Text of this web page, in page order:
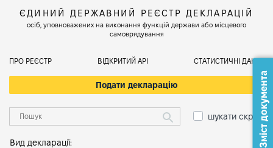
ЄДИНИЙ ДЕРЖАВНИЙ РЕЄСТР ДЕКЛАРАЦІЙ
осіб, уповноважених на виконання функцій держави або місцевого
самоврядування
ПРО РЕЄСТР ВІДКРИТИЙ АРІ СТАТИСТИЧНІ ДАНІ
Подати декларацію
шукати скрізь
Вид декларації: Зміст документа